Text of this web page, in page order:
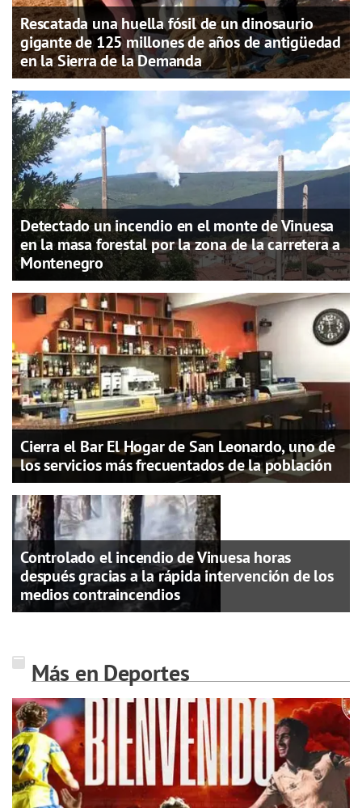
Rescatada una huella fósil de un dinosaurio
gigante de 125 millones de años de antigüedad
en la Sierra de la Demanda
Detectado un incendio en el monte de Vinuesa
en la masa forestal por la zona de la carretera a
Montenegro
Cierra el Bar El Hogar de San Leonardo, uno de
los servicios más frecuentados de la población
Controlado el incendio de Vinuesa horas
después gracias a la rápida intervención de los
medios contraincendios
Más en Deportes